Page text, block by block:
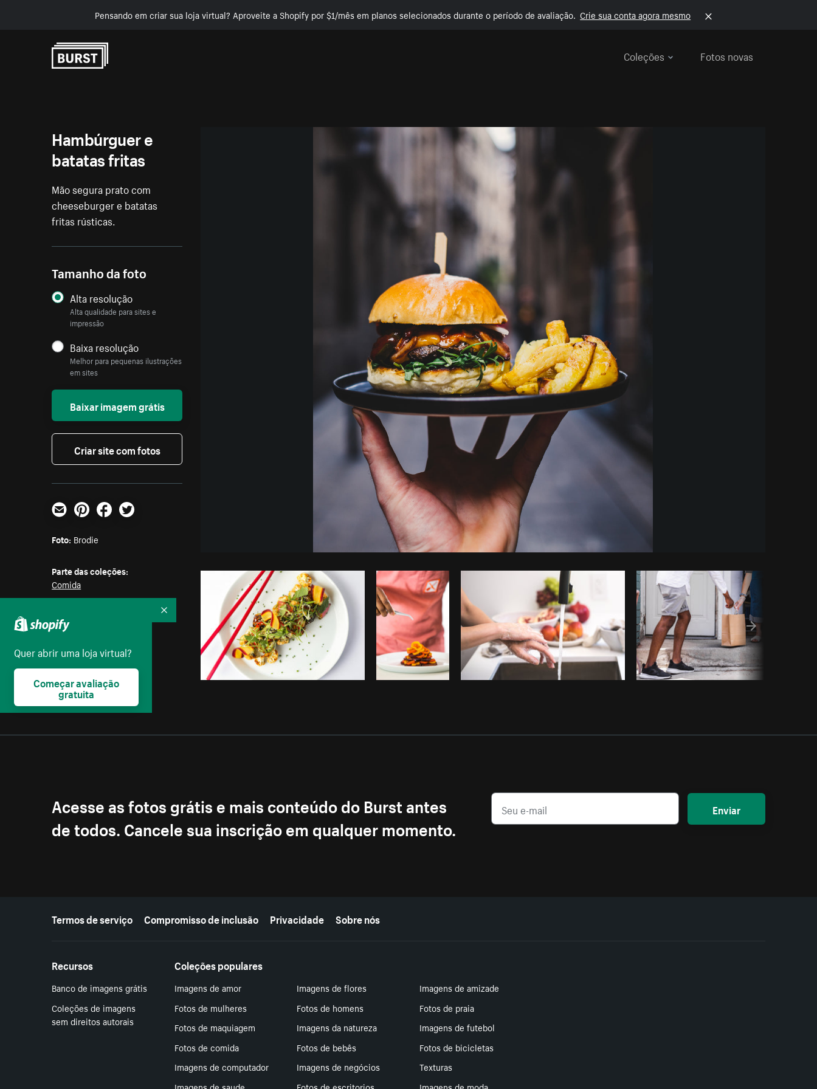
Pensando em criar sua loja virtual? Aproveite a Shopify por $1/mês em planos selecionados durante o período de avaliação. Crie sua conta agora mesmo
Coleções
Fotos novas
Foto da Brodie doBurst Copiar código
Hambúrguer e
batatas fritas
Mão segura prato com
cheeseburger e batatas
fritas rústicas.
Tamanho da foto
Alta resolução
Alta qualidade para sites e
impressão
Baixa resolução
Melhor para pequenas ilustrações
em sites
Baixar imagem grátis
Criar site com fotos
E-mailPinterestFacebookTwitter
Foto: Brodie
Parte das coleções:
Comida
Creative Commons
Acesse as fotos grátis e mais conteúdo do Burst antes
de todos. Cancele sua inscrição em qualquer momento.
Enviar
Mais recursos
Termos de serviço Compromisso de inclusão Privacidade Sobre nós
Recursos
Banco de imagens grátis
Coleções de imagens
sem direitos autorais
Coleções populares
Imagens de amor Imagens de flores
Imagens de amizade
Fotos de mulheres
Fotos de homens
Fotos de praia
Fotos de maquiagem
Imagens da natureza
Imagens de futebol
Fotos de comida
Fotos de bebês
Fotos de bicicletas
Imagens de computador
Imagens de negócios
Texturas
Quer abrir uma loja virtual?
Começar avaliação
gratuita
Recolher